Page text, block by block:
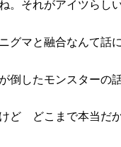
。それがアイツらしい
グマと融合なんて話
倒したモンスターの
ど どこまで本当だか